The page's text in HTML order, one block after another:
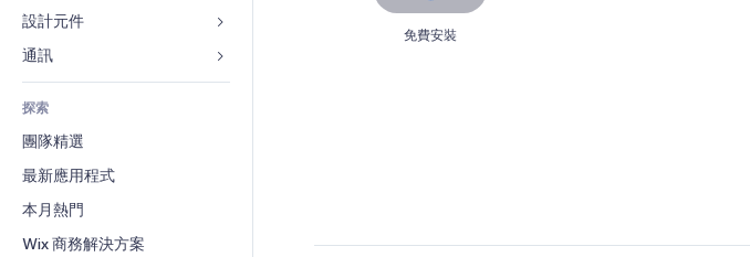
社交
發佈網站
電子郵件
轉換率
付款按鈕
網路課程
會計
優惠券與酬賓計劃
倉儲解決方案
廠商直送
活動
餐廳
不動產
預訂
圖庫
音樂
Podcast
相片
影片
PDF
檔案分享
新聞
設計元件
地圖與導航
隱私與安全性
時鐘
網頁範本
圖片效果
按鈕與選單
橫幅與徽章
表單
部落格
投票
聊天
留言
電話
探索
團隊精選
最新應用程式
本月熱門
Wix 商務解決方案
免費安裝